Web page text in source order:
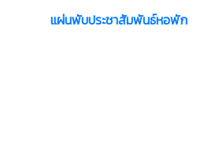
แผ่นพับประชาสัมพันธ์หอพัก